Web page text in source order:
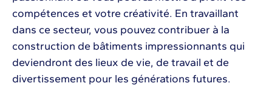
compétences et votre créativité. En travaillant
dans ce secteur, vous pouvez contribuer à la
construction de bâtiments impressionnants qui
deviendront des lieux de vie, de travail et de
divertissement pour les générations futures.